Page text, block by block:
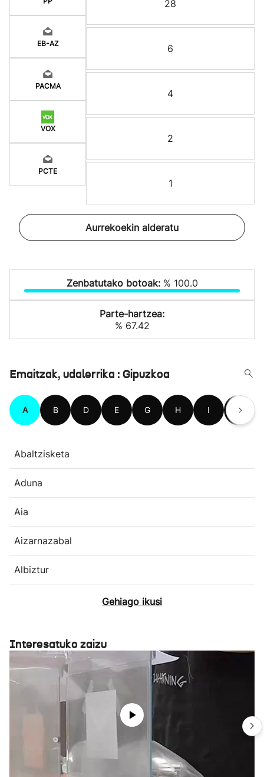
EB-AZ
PACMA
VOX
PCTE
28
6
4
2
1
Aurrekoekin alderatu
Zenbatutako botoak: % 100.0
Parte-hartzea:
% 67.42
Emaitzak, udalerrika : Gipuzkoa
A B D E G H I L
Abaltzisketa
Aduna
Aia
Aizarnazabal
Albiztur
Gehiago ikusi
Interesatuko zaizu